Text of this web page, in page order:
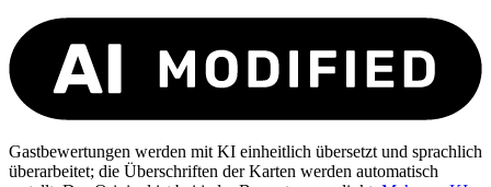
Gastbewertungen werden mit KI einheitlich übersetzt und sprachlich
überarbeitet; die Überschriften der Karten werden automatisch